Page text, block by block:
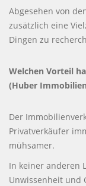
Abgesehen von
zusätzlich eine
Dingen zu
Welchen Vorteil
(Huber
Der
Privatverkäufer
mühsamer.
In keiner anderen
Unwissenheit und